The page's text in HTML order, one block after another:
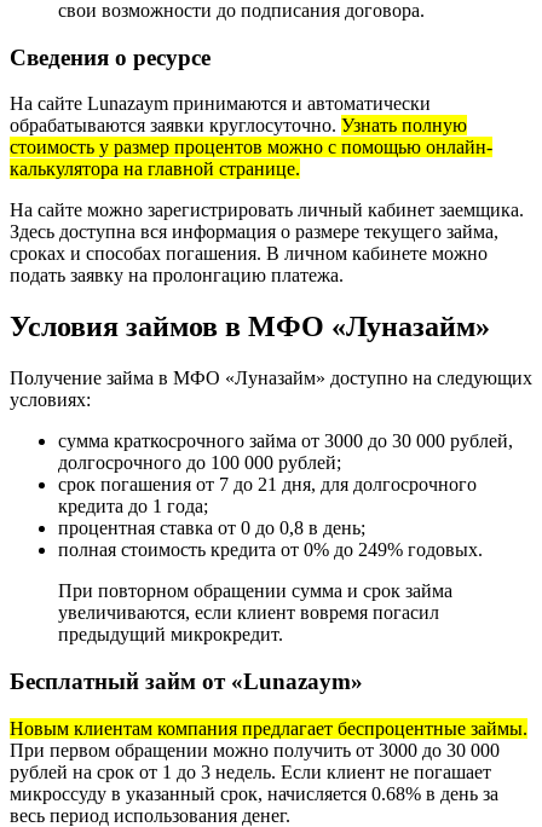
свои возможности до подписания договора.
Сведения о ресурсе
На сайте Lunazaym принимаются и автоматически
обрабатываются заявки круглосуточно. Узнать полную
стоимость у размер процентов можно с помощью онлайн-
калькулятора на главной странице.
На сайте можно зарегистрировать личный кабинет заемщика.
Здесь доступна вся информация о размере текущего займа,
сроках и способах погашения. В личном кабинете можно
подать заявку на пролонгацию платежа.
Условия займов в МФО «Луназайм»
Получение займа в МФО «Луназайм» доступно на следующих
условиях:
сумма краткосрочного займа от 3000 до 30 000 рублей,
долгосрочного до 100 000 рублей;
срок погашения от 7 до 21 дня, для долгосрочного
кредита до 1 года;
процентная ставка от 0 до 0,8 в день;
полная стоимость кредита от 0% до 249% годовых.
При повторном обращении сумма и срок займа
увеличиваются, если клиент вовремя погасил
предыдущий микрокредит.
Бесплатный займ от «Lunazaym»
Новым клиентам компания предлагает беспроцентные займы.
При первом обращении можно получить от 3000 до 30 000
рублей на срок от 1 до 3 недель. Если клиент не погашает
микроссуду в указанный срок, начисляется 0.68% в день за
весь период использования денег.